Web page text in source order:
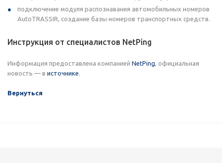
подключение модуля распознавания автомобильных номеров
AutoTRASSIR, создание базы номеров транспортных средств.
Инструкция от специалистов NetPing
Информация предоставлена компанией NetPing, официальная
новость — в источнике.
Вернуться